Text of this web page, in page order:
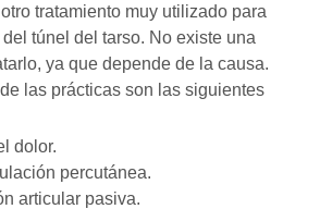
tratamiento muy utilizado para
túnel del tarso. No existe una
ya que depende de la causa.
las prácticas son las siguientes
dolor.
percutánea.
articular pasiva.